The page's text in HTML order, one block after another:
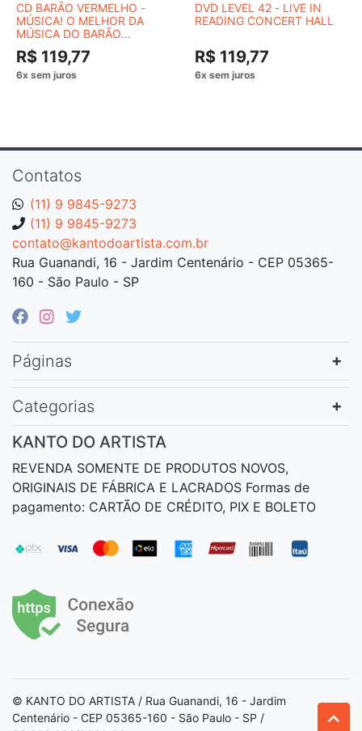
CD BARÃO VERMELHO -
MÚSICA! O MELHOR DA
MÚSICA DO BARÃO
VERMELHO
R$ 119,77
DVD LEVEL 42 - LIVE IN
READING CONCERT HALL
R$ 119,77
Contatos
(11) 9 9845-9273
(11) 9 9845-9273
contato@kantodoartista.com.br
Rua Guanandi, 16 - Jardim Centenário - CEP 05365-
160 - São Paulo - SP
Páginas
Categorias
KANTO DO ARTISTA
REVENDA SOMENTE DE PRODUTOS NOVOS,
ORIGINAIS DE FÁBRICA E LACRADOS Formas de
pagamento: CARTÃO DE CRÉDITO, PIX E BOLETO
© KANTO DO ARTISTA / Rua Guanandi, 16 - Jardim
Centenário - CEP 05365-160 - São Paulo - SP /